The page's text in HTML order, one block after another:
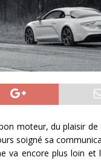
moteur, du plaisir
soigné sa
va encore plus loin et